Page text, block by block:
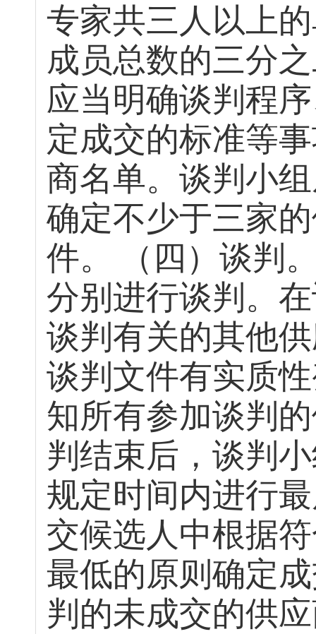
专家共三人以上
成员总数的三分
应当明确谈判程
定成交的标准等
商名单。谈判小
确定不少于三家
件。
（四）谈判
分别进行谈判。
谈判有关的其他
谈判文件有实质
知所有参加谈判
判结束后，谈判
规定时间内进行
交候选人中根据
最低的原则确定
判的未成交的供